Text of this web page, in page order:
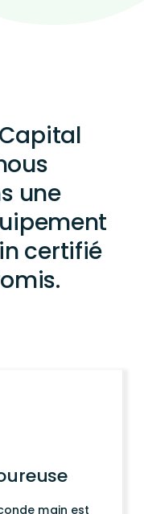
une
certifié
main est